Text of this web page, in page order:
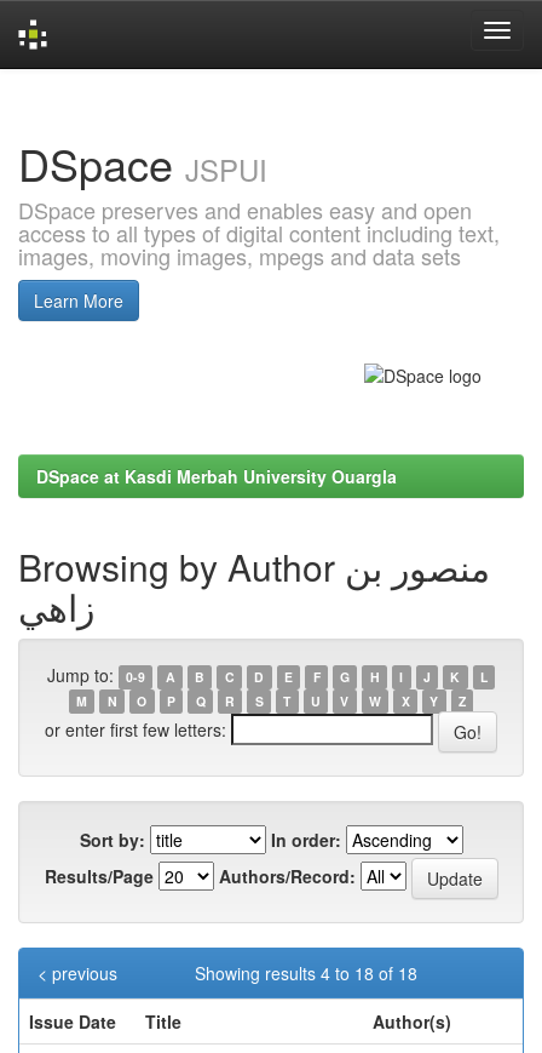
DSpace JSPUI
DSpace preserves and enables easy and open
access to all types of digital content including text,
images, moving images, mpegs and data sets
Learn More
DSpace at Kasdi Merbah University Ouargla
Browsing by Author منصور بن
زاهي
Jump to: 0-9 A B C D E F G H I J K
L
M
N O P Q R S T U V W X Y Z
or enter first few letters:
Sort by:
In order:
Results/Page
Authors/Record:
Showing results 4 to 18 of 18
< previous
Issue Date
Title
Author(s)